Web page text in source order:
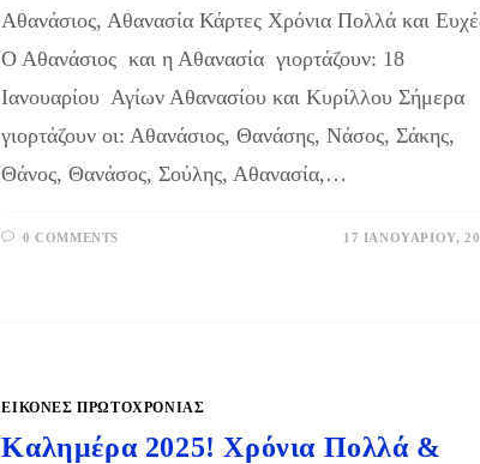
Αθανάσιος, Αθανασία Κάρτες Χρόνια Πολλά και
Ο Αθανάσιος και η Αθανασία γιορτάζουν: 18
Ιανουαρίου Αγίων Αθανασίου και Κυρίλλου Σήμερα
γιορτάζουν οι: Αθανάσιος, Θανάσης, Νάσος, Σάκης,
Θάνος, Θανάσος, Σούλης, Αθανασία,…
0 COMMENTS 17 ΙΑΝΟΥΑΡΊΟΥ,
ΕΙΚΌΝΕΣ ΠΡΩΤΟΧΡΟΝΙΆΣ
Καλημέρα 2025! Χρόνια Πολλά &